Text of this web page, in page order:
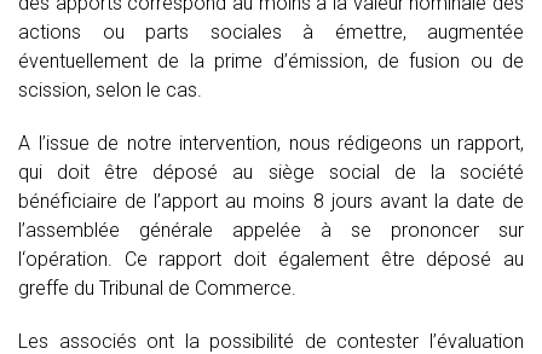
actions ou parts sociales à émettre, augmentée
éventuellement de la prime d’émission, de fusion ou de
scission, selon le cas.
A l’issue de notre intervention, nous rédigeons un rapport,
qui doit être déposé au siège social de la société
bénéficiaire de l’apport au moins 8 jours avant la date de
l’assemblée générale appelée à se prononcer sur
l‘opération. Ce rapport doit également être déposé au
greffe du Tribunal de Commerce.
Les associés ont la possibilité de contester l’évaluation